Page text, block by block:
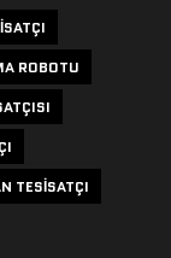
ROBOTU
TESISATÇI